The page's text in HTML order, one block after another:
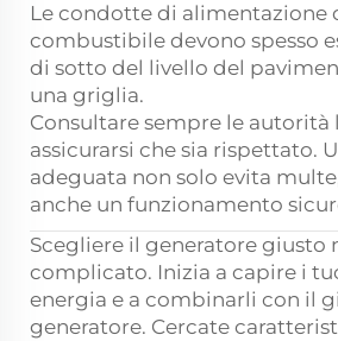
Le condotte di alimentazione
combustibile devono spesso
di sotto del livello del
una griglia.
Consultare sempre le autorità
assicurarsi che sia rispettato.
adeguata non solo evita
anche un funzionamento
Scegliere il generatore giusto
complicato. Inizia a capire i
energia e a combinarli con il
generatore. Cercate